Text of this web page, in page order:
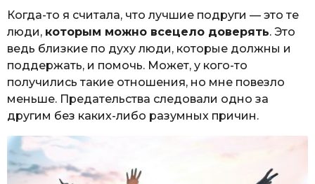
Когда-то я считала, что лучшие подруги — это те
люди, которым можно всецело доверять. Это
ведь близкие по духу люди, которые должны и
поддержать, и помочь. Может, у кого-то
получились такие отношения, но мне повезло
меньше. Предательства следовали одно за
другим без каких-либо разумных причин.